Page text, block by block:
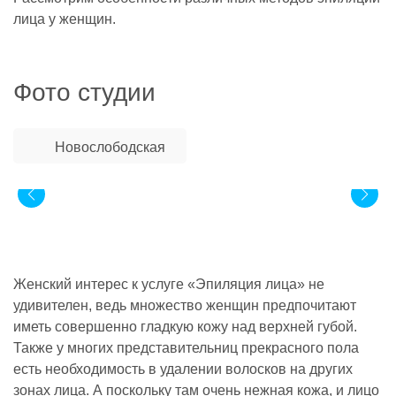
лица у женщин.
Фото студии
Новослободская
Женский интерес к услуге «Эпиляция лица» не
удивителен, ведь множество женщин предпочитают
иметь совершенно гладкую кожу над верхней губой.
Также у многих представительниц прекрасного пола
есть необходимость в удалении волосков на других
зонах лица. А поскольку там очень нежная кожа, и лицо